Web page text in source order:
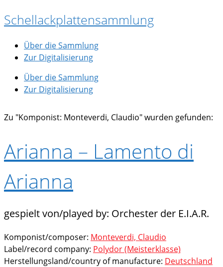
Zum
Inhalt
springen
Schellackplattensammlung
Über die Sammlung
Zur Digitalisierung
Über die Sammlung
Zur Digitalisierung
Zu "Komponist: Monteverdi, Claudio" wurden gefunden:
Arianna – Lamento di
Arianna
Orchester der E.I.A.R.
Komponist/composer: Monteverdi, Claudio
Label/record company: Polydor (Meisterklasse)
Herstellungsland/country of manufacture: Deutschland